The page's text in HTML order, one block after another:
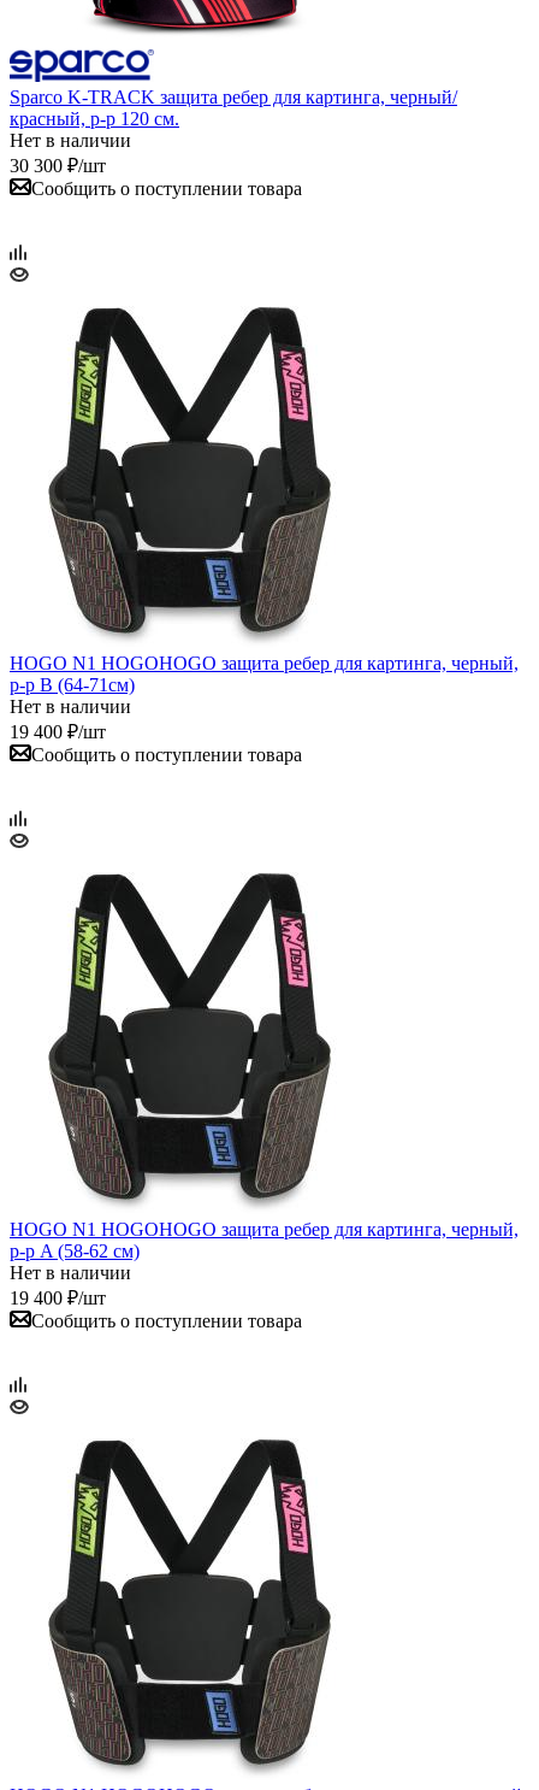
Sparco K-TRACK защита ребер для картинга, черный/
красный, р-р 120 см.
Нет в наличии
30 300 ₽/шт
Сообщить о поступлении товара
HOGO N1 HOGOHOGO защита ребер для картинга, черный,
р-р B (64-71см)
Нет в наличии
19 400 ₽/шт
Сообщить о поступлении товара
HOGO N1 HOGOHOGO защита ребер для картинга, черный,
р-р A (58-62 см)
Нет в наличии
19 400 ₽/шт
Сообщить о поступлении товара